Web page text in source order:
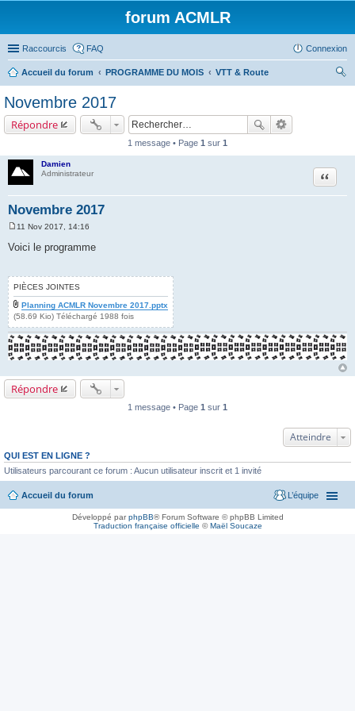
forum ACMLR
Raccourcis FAQ Connexion
Accueil du forum PROGRAMME DU MOIS
VTT & Route
Novembre 2017
Répondre
1 message • Page 1 sur 1
Damien
Administrateur
Novembre 2017
Citer
e
s
e
11 Nov 2017, 14:16
Voici le programme
PIÈCES JOINTES
Planning ACMLR Novembre 2017.pptx
(58.69 Kio) Téléchargé 1988 fois
Répondre
1 message • Page 1 sur 1
Atteindre
QUI EST EN LIGNE ?
Utilisateurs parcourant ce forum : Aucun utilisateur inscrit et 1 invité
Accueil du forum L’équipe
Développé parphpBB® Forum Software © phpBB Limited
Traduction française officielle ©Maël Soucaze